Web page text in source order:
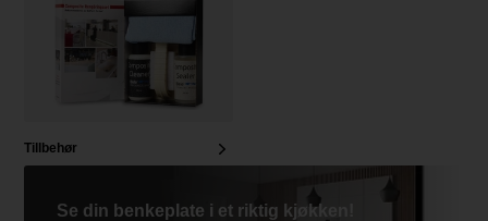
Tillbehør
Se din benkeplate i et riktig kjøkken!